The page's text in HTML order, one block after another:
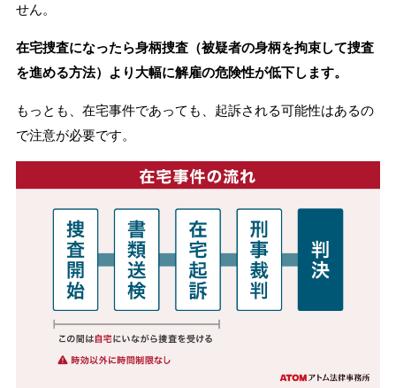
せん。
在宅捜査になったら身柄捜査（被疑者の身柄を拘束して捜査
を進める方法）より大幅に解雇の危険性が低下します。
もっとも、在宅事件であっても、起訴される可能性はあるの
で注意が必要です。